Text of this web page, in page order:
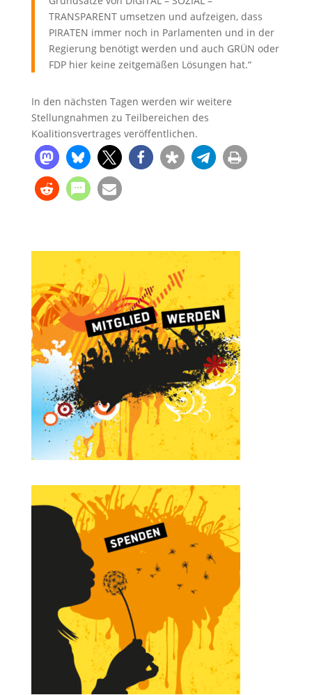
TRANSPARENT umsetzen und aufzeigen, dass
PIRATEN immer noch in Parlamenten und in der
Regierung benötigt werden und auch GRÜN oder
FDP hier keine zeitgemäßen Lösungen hat.“
In den nächsten Tagen werden wir weitere
Stellungnahmen zu Teilbereichen des
Koalitionsvertrages veröffentlichen.